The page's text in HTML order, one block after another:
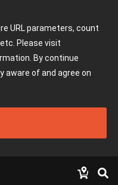
URL parameters, count
Please visit
By continue
aware of and agree on